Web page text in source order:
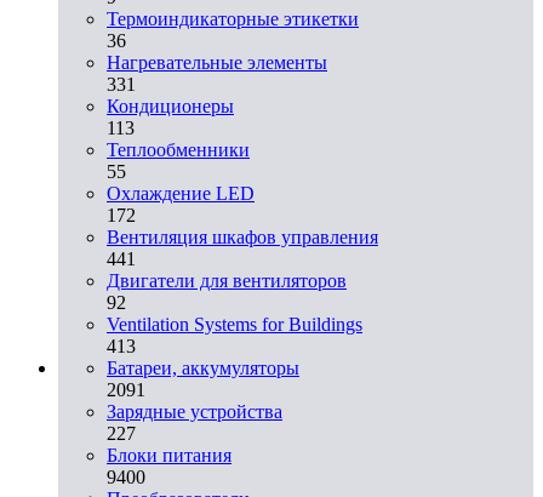
Термоиндикаторные этикетки
36
Нагревательные элементы
331
Кондиционеры
113
Теплообменники
55
Охлаждение LED
172
Вентиляция шкафов управления
441
Двигатели для вентиляторов
92
Ventilation Systems for Buildings
413
Батареи, аккумуляторы
2091
Зарядные устройства
227
Блоки питания
9400